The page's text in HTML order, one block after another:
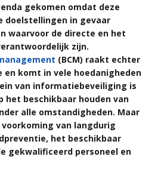
gekomen omdat deze
doelstellingen in gevaar
waarvoor de directe en het
zijn.
(BCM) raakt echter
en komt in vele hoedanigheden
van informatiebeveiliging is
het beschikbaar houden van
alle omstandigheden. Maar
van langdurig
het beschikbaar
gekwalificeerd personeel en